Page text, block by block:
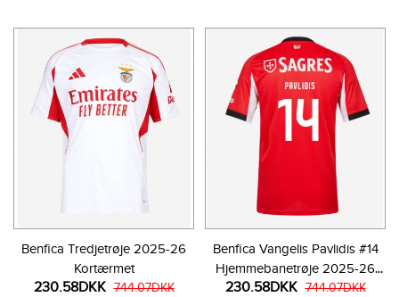
Benfica Tredjetrøje 2025-26
Kortærmet
230.58DKK 744.07DKK
Benfica Vangelis Pavlidis #14
Hjemmebanetrøje 2025-26
Kortærmet
230.58DKK 744.07DKK